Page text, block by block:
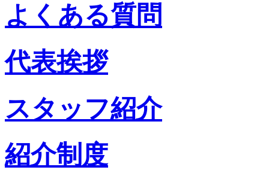
よくある質問
代表挨拶
スタッフ紹介
紹介制度